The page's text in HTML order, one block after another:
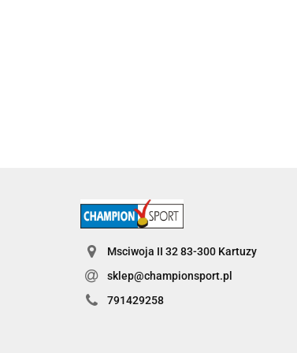
Msciwoja II 32 83-300 Kartuzy
sklep@championsport.pl
791429258